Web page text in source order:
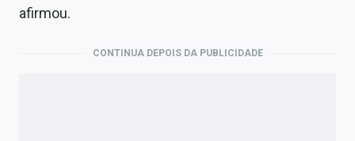
afirmou.
CONTINUA DEPOIS DA PUBLICIDADE